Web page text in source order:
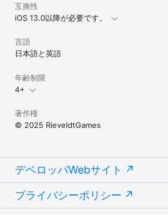
互換性
iOS 13.0以降が必要です。
言語
日本語と英語
年齢制限
4+
著作権
© 2025 RieveldtGames
デベロッパWebサイト
プライバシーポリシー